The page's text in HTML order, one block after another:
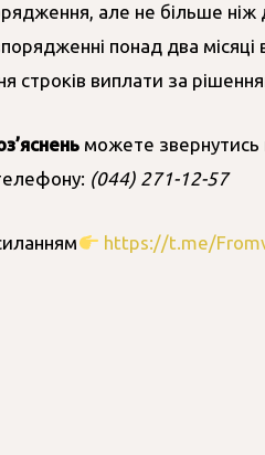
але не більше ніж
понад два
строків виплати за
можете звернутись
(044) 271-12-57
https://t.me/